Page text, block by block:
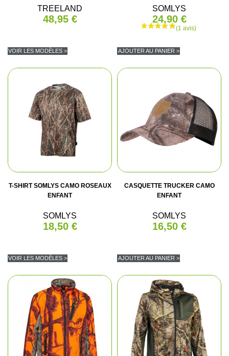
TREELAND
48,95 €
VOIR LES MODÈLES >
SOMLYS
24,90 €
AJOUTER AU PANIER >
T-SHIRT SOMLYS CAMO ROSEAUX
ENFANT
SOMLYS
18,50 €
VOIR LES MODÈLES >
CASQUETTE TRUCKER CAMO
ENFANT
SOMLYS
16,50 €
AJOUTER AU PANIER >